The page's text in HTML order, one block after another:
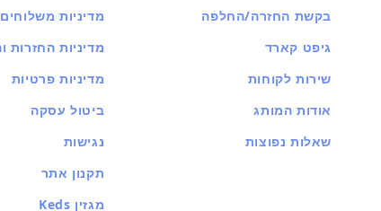
בקשת החזרה/החלפה
גיפט קארד
שירות לקוחות
אודות המותג
שאלות נפוצות
מדיניות משלוחים
מדיניות החזרות
מדיניות פרטיות
ביטול עסקה
נגישות
תקנון אתר
מגזין Keds